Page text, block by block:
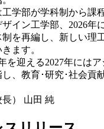
工学部が学科制から課
ザイン工学部、2026年
を再編し、新しい理
ます。
を迎える2027年には
し、教育･研究･社会貢
）
山田 純